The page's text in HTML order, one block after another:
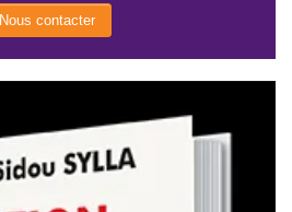
Nous contacter